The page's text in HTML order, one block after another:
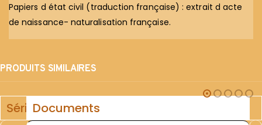
Papiers d état civil (traduction française) : extrait d acte
de naissance- naturalisation française.
PRODUITS SIMILAIRES
SérieDocuments